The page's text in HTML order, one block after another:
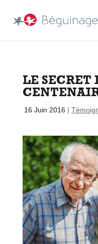
LE SECRET
16 Juin 2016 |